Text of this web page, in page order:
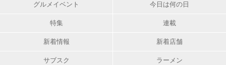
グルメイベント 今日は何の日
特集 連載
新着情報 新着店舗
サブスク ラーメン